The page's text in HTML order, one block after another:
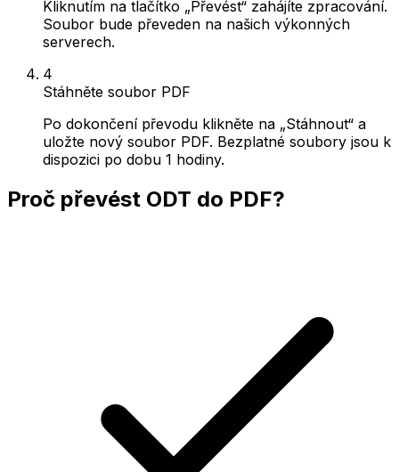
Kliknutím na tlačítko „Převést“ zahájíte zpracování.
Soubor bude převeden na našich výkonných
serverech.
4
Stáhněte soubor PDF
Po dokončení převodu klikněte na „Stáhnout“ a
uložte nový soubor PDF. Bezplatné soubory jsou k
dispozici po dobu 1 hodiny.
Proč převést ODT do PDF?